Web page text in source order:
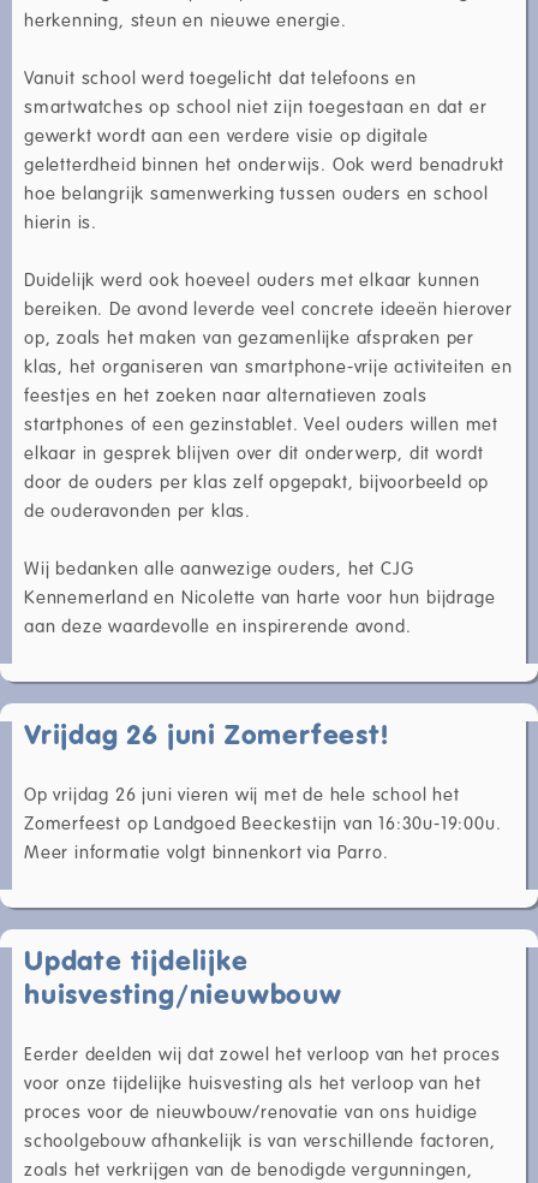
herkenning, steun en nieuwe energie.
Vanuit school werd toegelicht dat telefoons en
smartwatches op school niet zijn toegestaan en dat er
gewerkt wordt aan een verdere visie op digitale
geletterdheid binnen het onderwijs. Ook werd benadrukt
hoe belangrijk samenwerking tussen ouders en school
hierin is.
Duidelijk werd ook hoeveel ouders met elkaar kunnen
bereiken. De avond leverde veel concrete ideeën hierover
op, zoals het maken van gezamenlijke afspraken per
klas, het organiseren van smartphone-vrije activiteiten en
feestjes en het zoeken naar alternatieven zoals
startphones of een gezinstablet. Veel ouders willen met
elkaar in gesprek blijven over dit onderwerp, dit wordt
door de ouders per klas zelf opgepakt, bijvoorbeeld op
de ouderavonden per klas.
Wij bedanken alle aanwezige ouders, het CJG
Kennemerland en Nicolette van harte voor hun bijdrage
aan deze waardevolle en inspirerende avond.
Vrijdag 26 juni Zomerfeest!
Op vrijdag 26 juni vieren wij met de hele school het
Zomerfeest op Landgoed Beeckestijn van 16:30u-19:00u.
Meer informatie volgt binnenkort via Parro.
Update tijdelijke
huisvesting/nieuwbouw
Eerder deelden wij dat zowel het verloop van het proces
voor onze tijdelijke huisvesting als het verloop van het
proces voor de nieuwbouw/renovatie van ons huidige
schoolgebouw afhankelijk is van verschillende factoren,
zoals het verkrijgen van de benodigde vergunningen,